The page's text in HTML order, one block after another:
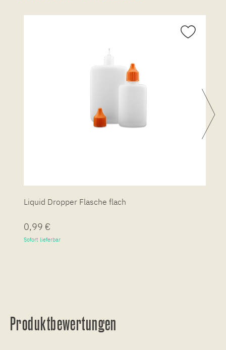
Liquid Dropper Flasche flach
0,99 €
Sofort lieferbar
Produktbewertungen